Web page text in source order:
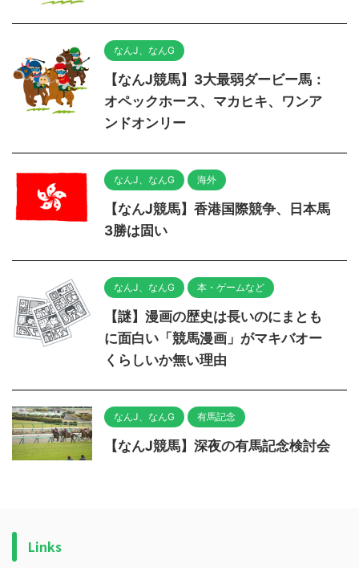
なんJ、なんG
【なんJ競馬】3大最弱ダービー馬：
オペックホース、マカヒキ、ワンア
ンドオンリー
なんJ、なんG 海外
【なんJ競馬】香港国際競争、日本馬
3勝は固い
なんJ、なんG 本・ゲームなど
【謎】漫画の歴史は長いのにまとも
に面白い「競馬漫画」がマキバオー
くらしいか無い理由
なんJ、なんG 有馬記念
【なんJ競馬】深夜の有馬記念検討会
Links